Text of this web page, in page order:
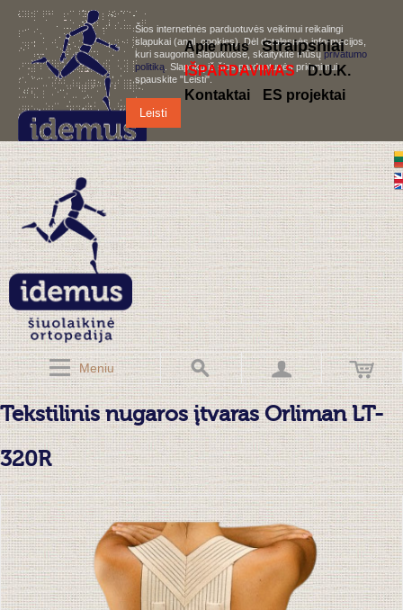
Šios internetinės parduotuvės veikimui reikalingi
slapukai (angl. cookies). Dėl detalesnės informacijos,
kuri saugoma slapukuose, skaitykite mūsųprivatumo
politiką . Slapukų iš šios parduotuvės priėmimui,
spauskite "Leisti".
Leisti
Meniu
Apie mus Straipsniai
IŠPARDAVIMAS
D.U.K.
Kontaktai
ES projektai
Tekstilinis nugaros įtvaras Orliman LT-
320R